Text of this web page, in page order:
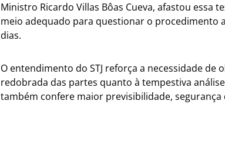
Ministro Ricardo Villas Bôas Cueva, afastou essa
meio adequado para questionar o procedimento
dias.
O entendimento do STJ reforça a necessidade de
redobrada das partes quanto à tempestiva
também confere maior previsibilidade,